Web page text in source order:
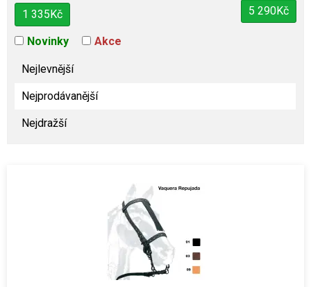
1 335Kč 5 290Kč
Novinky Akce
Nejlevnější
Nejprodávanější
Nejdražší